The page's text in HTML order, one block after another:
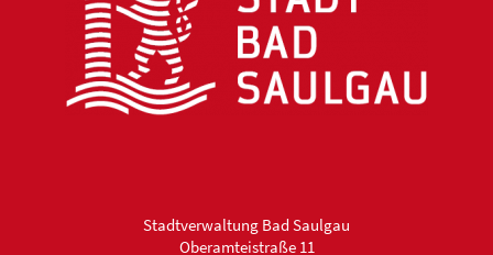
Stadtverwaltung Bad Saulgau
Oberamteistraße 11